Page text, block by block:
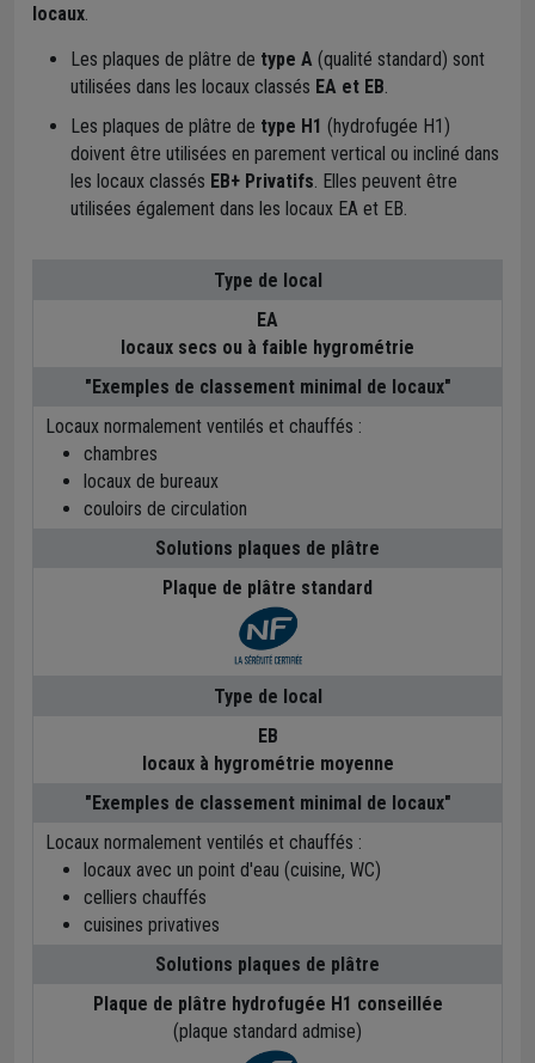
locaux.
Les plaques de plâtre de type A (qualité standard) sont
utilisées dans les locaux classés EA et EB.
Les plaques de plâtre de type H1 (hydrofugée H1)
doivent être utilisées en parement vertical ou incliné dans
les locaux classés EB+ Privatifs. Elles peuvent être
utilisées également dans les locaux EA et EB.
Type de local
EA
locaux secs ou à faible hygrométrie
"Exemples de classement minimal de locaux"
Locaux normalement ventilés et chauffés :
chambres
locaux de bureaux
couloirs de circulation
Solutions plaques de plâtre
Plaque de plâtre standard
Type de local
EB
locaux à hygrométrie moyenne
"Exemples de classement minimal de locaux"
Locaux normalement ventilés et chauffés :
locaux avec un point d'eau (cuisine, WC)
celliers chauffés
cuisines privatives
Solutions plaques de plâtre
Plaque de plâtre hydrofugée H1 conseillée
(plaque standard admise)